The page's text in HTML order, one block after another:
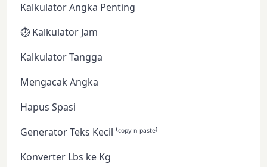
Kalkulator Angka Penting
⏱️ Kalkulator Jam
Kalkulator Tangga
Mengacak Angka
Hapus Spasi
Generator Teks Kecil ⁽ᶜᵒᵖʸ ⁿ ᵖᵃˢᵗᵉ⁾
Konverter Lbs ke Kg